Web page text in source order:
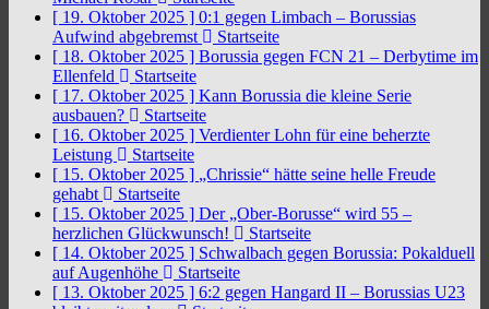
[ 19. Oktober 2025 ] 0:1 gegen Limbach – Borussias
Aufwind abgebremst
Startseite
[ 18. Oktober 2025 ] Borussia gegen FCN 21 – Derbytime im
Ellenfeld
Startseite
[ 17. Oktober 2025 ] Kann Borussia die kleine Serie
ausbauen?
Startseite
[ 16. Oktober 2025 ] Verdienter Lohn für eine beherzte
Leistung
Startseite
[ 15. Oktober 2025 ] „Chrissie“ hätte seine helle Freude
gehabt
Startseite
[ 15. Oktober 2025 ] Der „Ober-Borusse“ wird 55 –
herzlichen Glückwunsch!
Startseite
[ 14. Oktober 2025 ] Schwalbach gegen Borussia: Pokalduell
auf Augenhöhe
Startseite
[ 13. Oktober 2025 ] 6:2 gegen Hangard II – Borussias U23